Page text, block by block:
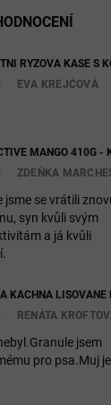
EVA KREJČOVÁ
jsme se vrátili
syn kvůli svým
a já kvůli
RENÁTA
jsem
pro psa.Muj je